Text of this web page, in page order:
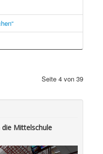
Seite 4 von 39
die Mittelschule